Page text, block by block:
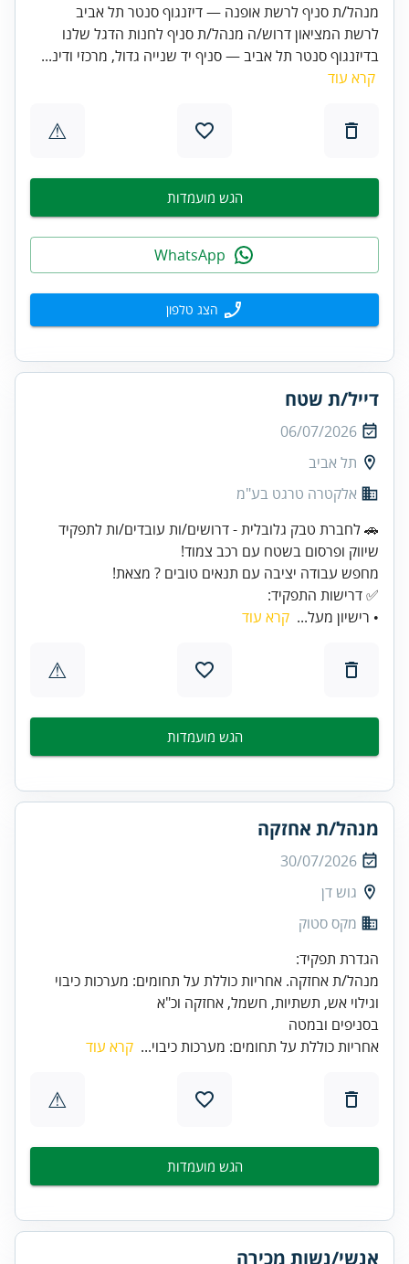
מנהל/ת סניף לרשת אופנה — דיזנגוף סנטר תל אביב
לרשת המציאון דרוש/ה מנהל/ת סניף לחנות הדגל שלנו
בדיזנגוף סנטר תל אביב — סניף יד שנייה גדול, מרכזי ודינ...
קרא עוד
⚠
הגש מועמדות
הצג טלפון
דייל/ת שטח
06/07/2026
תל אביב
אלקטרה טרגט בע"מ
🚗 לחברת טבק גלובלית - דרושים/ות עובדים/ות לתפקיד
✅ דרישות התפקיד:
• רישיון מעל... קרא עוד
⚠
הגש מועמדות
מנהל/ת אחזקה
30/07/2026
גוש דן
מקס סטוק
מנהל/ת אחזקה. אחריות כוללת על תחומים: מערכות כיבוי
בסניפים ובמטה
אחריות כוללת על תחומים: מערכות כיבוי... קרא עוד
⚠
הגש מועמדות
אנשי/נשות מכירה